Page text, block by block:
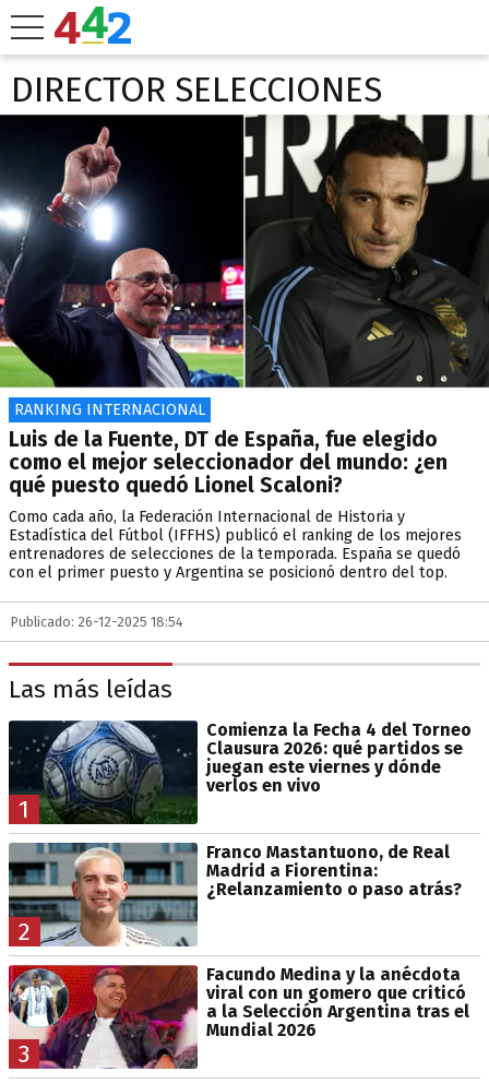
DIRECTOR SELECCIONES
RANKING INTERNACIONAL
Luis de la Fuente, DT de España, fue elegido
como el mejor seleccionador del mundo: ¿en
qué puesto quedó Lionel Scaloni?
Como cada año, la Federación Internacional de Historia y
Estadística del Fútbol (IFFHS) publicó el ranking de los mejores
entrenadores de selecciones de la temporada. España se quedó
con el primer puesto y Argentina se posicionó dentro del top.
Publicado: 26-12-2025 18:54
Las más leídas
1
Comienza la Fecha 4 del Torneo
Clausura 2026: qué partidos se
juegan este viernes y dónde
verlos en vivo
2
Franco Mastantuono, de Real
Madrid a Fiorentina:
¿Relanzamiento o paso atrás?
3
Facundo Medina y la anécdota
viral con un gomero que criticó
a la Selección Argentina tras el
Mundial 2026